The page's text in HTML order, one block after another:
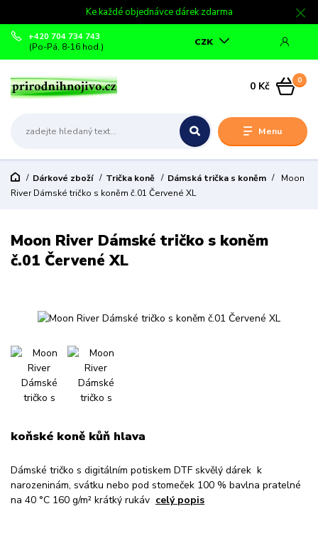
Ke každé objednávce dárek zdarma
Menu
CZK
+420 704 734 743
(Po-Pá, 8-16 hod.)
0
0 Kč
Dárkové zboží Trička koně Dámská trička s koněm
Moon
River Dámské tričko s koněm č.01 Červené XL
Moon River Dámské tričko s koněm
č.01 Červené XL
koňské koně kůň hlava
Dámské tričko s digitálním potiskem DTF skvělý dárek k
narozeninám, svátku nebo pod stomeček 100 % bavlna pratelné
na 40 °C 160 g/m² krátký rukáv celý popis